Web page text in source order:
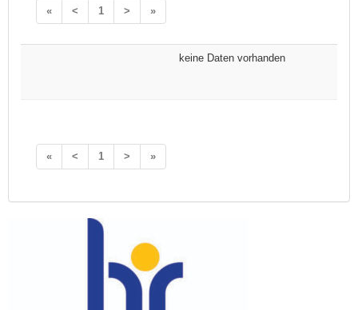
« < 1 > »
keine Daten vorhanden
« < 1 > »